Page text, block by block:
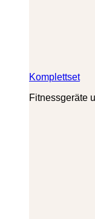
Komplettset
Fitnessgeräte